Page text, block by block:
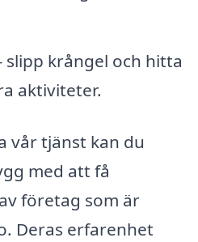
slipp krångel och hitta
aktiviteter.
vår tjänst kan du
med att få
företag som är
Deras erfarenhet